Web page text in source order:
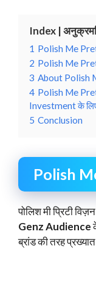
Index |
1 Polish Me
2 Polish Me
3 About Polish
4 Polish Me
Investment के
5 Conclusion
Polish
पोलिश मी प्रिटी
Genz Audience
ब्रांड की तरह